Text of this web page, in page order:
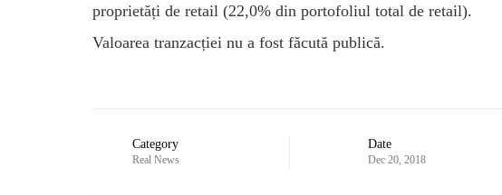
proprietăți de retail (22,0% din portofoliul total de retail).
Valoarea tranzacției nu a fost făcută publică.
Category
Real News
Date
Dec 20, 2018